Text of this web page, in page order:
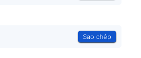
Sao chép